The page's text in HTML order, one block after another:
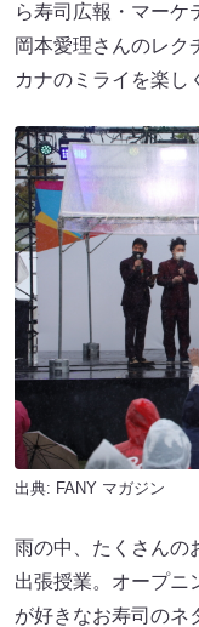
ら寿司広報・マーケ
岡本愛理さんのレク
カナのミライを楽し
出典: FANY マガジン
雨の中、たくさんの
出張授業。オープニ
が好きなお寿司のネ